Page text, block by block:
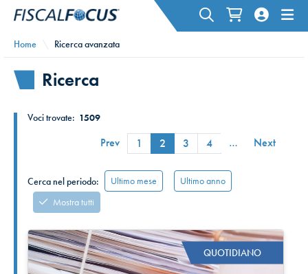
Home Ricerca avanzata
Ricerca
Voci trovate: 1509
Prev 1 2 3 4 … Next
Cerca nel periodo: Ultimo mese
Ultimo anno
Mostra tutti
QUOTIDIANO